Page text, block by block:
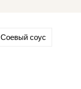
Соевый соус